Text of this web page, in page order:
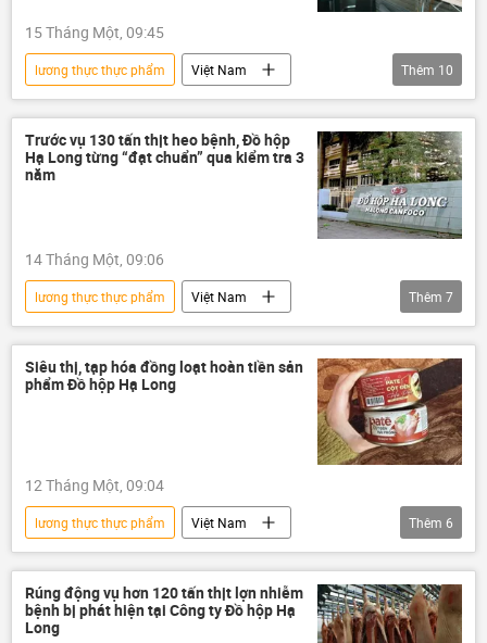
15 Tháng Một, 09:45
lương thực thực phẩm
Việt Nam
thông tin
thực phẩm
an toàn thực phẩm
tham nhũng vặt
tham nhũng
hối lộ
nhận hối lộ
Thêm 10
Trước vụ 130 tấn thịt heo bệnh, Đồ hộp
Hạ Long từng “đạt chuẩn” qua kiểm tra 3
năm
14 Tháng Một, 09:06
lương thực thực phẩm
Việt Nam
thực phẩm
an toàn thực phẩm
thịt
thịt heo
nhiễm khuẩn
vi khuẩn
Pháp luật
Thêm 7
Siêu thị, tạp hóa đồng loạt hoàn tiền sản
phẩm Đồ hộp Hạ Long
12 Tháng Một, 09:04
lương thực thực phẩm
Việt Nam
thông tin
người tiêu dùng
thực phẩm
an toàn thực phẩm
thịt
thịt heo
Thêm 6
Rúng động vụ hơn 120 tấn thịt lợn nhiễm
bệnh bị phát hiện tại Công ty Đồ hộp Hạ
Long